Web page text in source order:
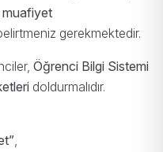
muafiyet
gerekmektedir.
Öğrenci Bilgi Sistemi
doldurmalıdır.
,